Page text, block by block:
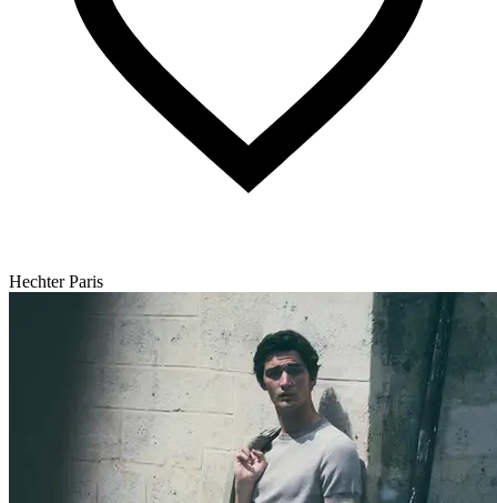
Hechter Paris